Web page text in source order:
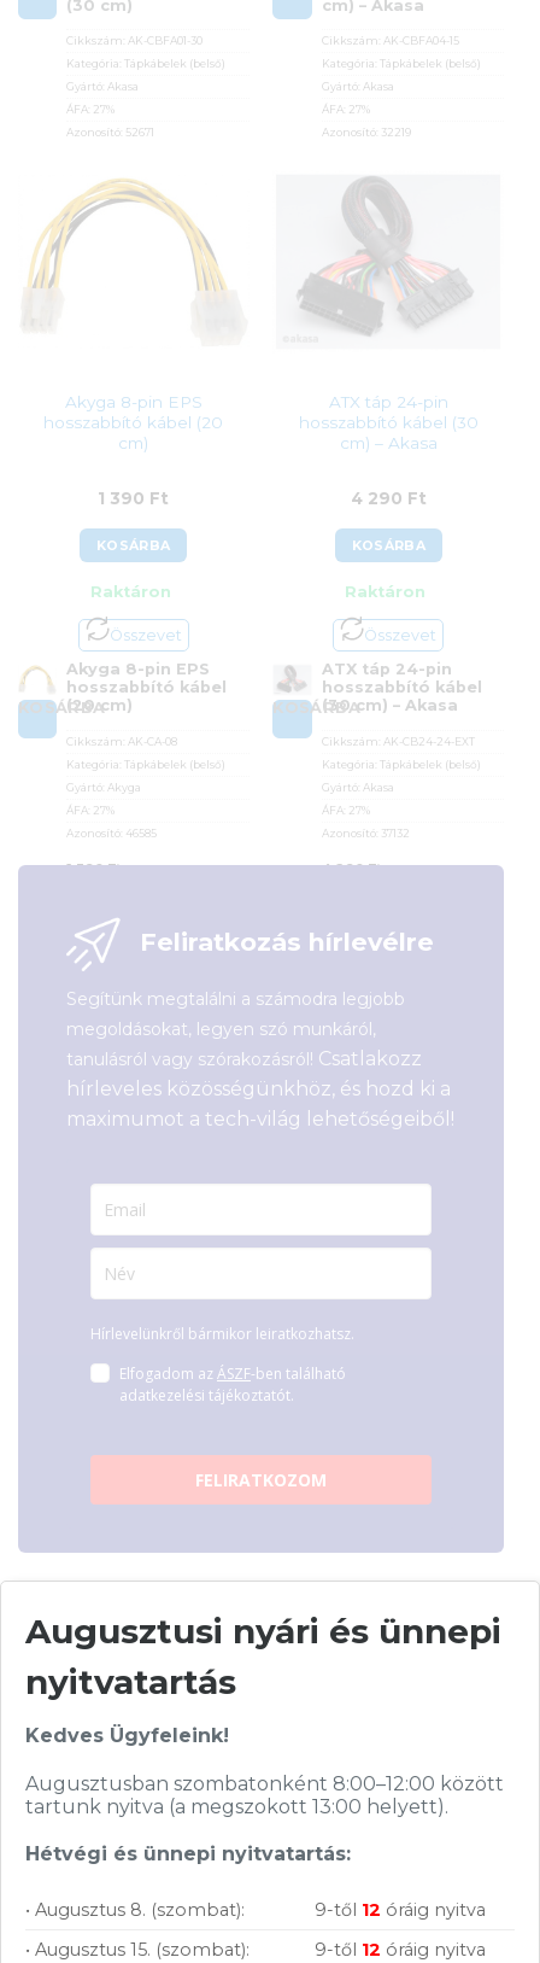
(30 cm)
Cikkszám: AK-CBFA01-30
Kategória:Tápkábelek (belső)
Gyártó: Akasa
ÁFA: 27%
Azonosító: 52671
cm) – Akasa
Cikkszám: AK-CBFA04-15
Kategória: Tápkábelek (belső)
Gyártó: Akasa
ÁFA: 27%
Azonosító: 32219
Akyga 8-pin EPS
hosszabbító kábel (20
cm)
1 390 Ft
KOSÁRBA
Raktáron
Összevet
KOSÁRBA
Akyga 8-pin EPS
hosszabbító kábel
(20 cm)
Cikkszám: AK-CA-08
Kategória:Tápkábelek (belső)
Gyártó: Akyga
ÁFA: 27%
Azonosító: 46585
1 390Ft
ATX táp 24-pin
hosszabbító kábel (30
cm) – Akasa
4 290 Ft
KOSÁRBA
Raktáron
Összevet
KOSÁRBA
ATX táp 24-pin
hosszabbító kábel
(30 cm) – Akasa
Cikkszám: AK-CB24-24-EXT
Kategória: Tápkábelek (belső)
Gyártó: Akasa
ÁFA: 27%
Azonosító: 37132
4 290Ft
Feliratkozás hírlevélre
Segítünk megtalálni a számodra legjobb
megoldásokat, legyen szó munkáról,
tanulásról vagy szórakozásról! Csatlakozz
hírleveles közösségünkhöz, és hozd ki a
maximumot a tech-világ lehetőségeiből!
Hírlevelünkről bármikor leiratkozhatsz.
Elfogadom az ÁSZF-ben található
adatkezelési tájékoztatót.
FELIRATKOZOM
Vásárolj nálunk!
Nagy raktárkészlet
Garanciavállalás
Szolgáltatásaink vállalkozásoknak
Augusztusi nyári és ünnepi
nyitvatartás
Kedves Ügyfeleink!
Augusztusban szombatonként 8:00–12:00 között
tartunk nyitva (a megszokott 13:00 helyett).
Hétvégi és ünnepi nyitvatartás:
• Augusztus 8. (szombat): 9-től 12 óráig nyitva
• Augusztus 15. (szombat):
9-től 12 óráig nyitva